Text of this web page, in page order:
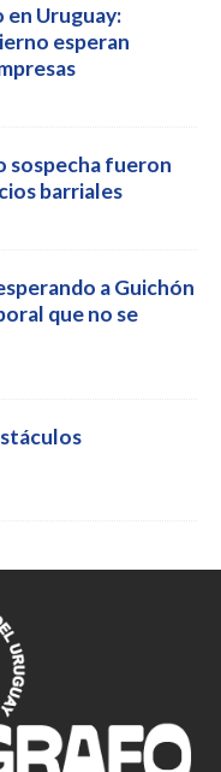
Uruguay:
esperan
sospecha fueron
barriales
a Guichón
que no se